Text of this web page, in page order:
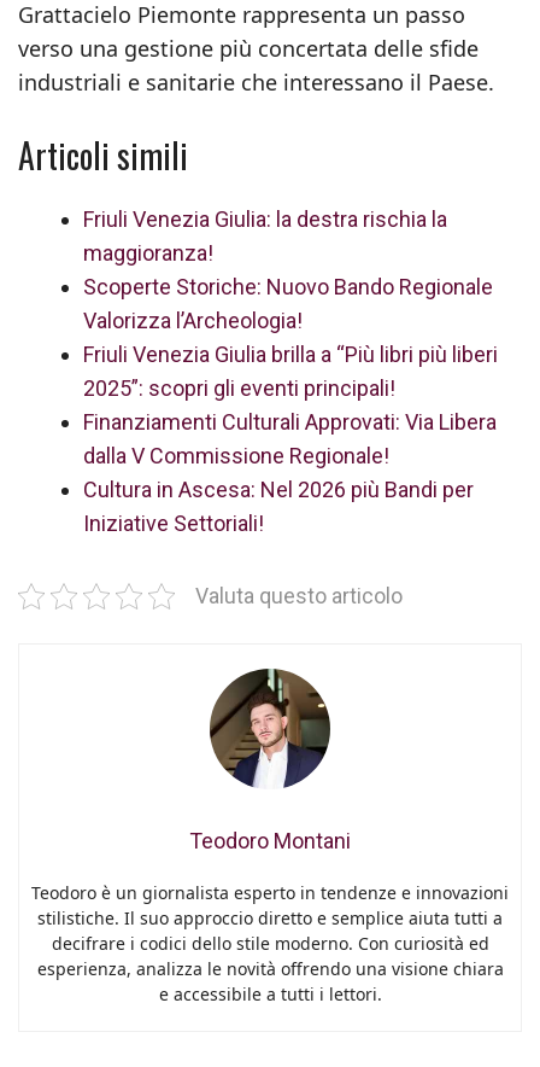
Grattacielo Piemonte rappresenta un passo
verso una gestione più concertata delle sfide
industriali e sanitarie che interessano il Paese.
Articoli simili
Friuli Venezia Giulia: la destra rischia la
maggioranza!
Scoperte Storiche: Nuovo Bando Regionale
Valorizza l’Archeologia!
Friuli Venezia Giulia brilla a “Più libri più liberi
2025”: scopri gli eventi principali!
Finanziamenti Culturali Approvati: Via Libera
dalla V Commissione Regionale!
Cultura in Ascesa: Nel 2026 più Bandi per
Iniziative Settoriali!
Valuta questo articolo
Teodoro Montani
Teodoro è un giornalista esperto in tendenze e innovazioni
stilistiche. Il suo approccio diretto e semplice aiuta tutti a
decifrare i codici dello stile moderno. Con curiosità ed
esperienza, analizza le novità offrendo una visione chiara
e accessibile a tutti i lettori.